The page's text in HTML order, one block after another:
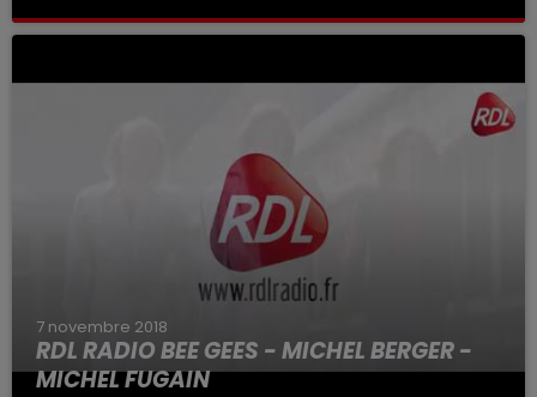
7 novembre 2018
RDL RADIO BEE GEES - MICHEL BERGER -
MICHEL FUGAIN